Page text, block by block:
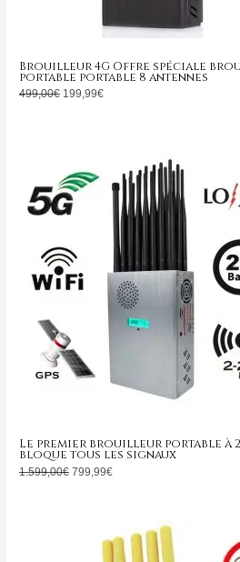
Brouilleur 4G Offre spéciale
portable portable 8 antennes
499,00€ 199,99€
Le premier brouilleur portable à
bloque tous les signaux
1.599,00€
était :
1.599,00€.
799,99€
actuel
est :
799,99€.
prix
actuel
est :